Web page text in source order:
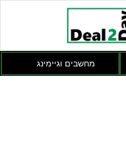
מחשבים וגיימינג